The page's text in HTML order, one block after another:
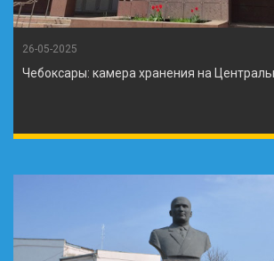
26-05-2025
Чебоксары: камера хранения на